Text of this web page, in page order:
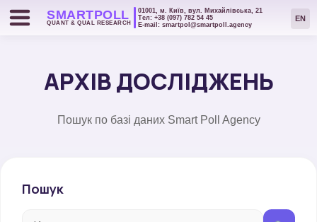
SMARTPOLL
QUANT & QUAL RESEARCH
01001, м. Київ, вул. Михайлівська, 21
Тел: +38 (097) 782 54 45
Е-mail: smartpol@smartpoll.agency
EN
АРХІВ ДОСЛІДЖЕНЬ
Пошук по базі даних Smart Poll Agency
Пошук